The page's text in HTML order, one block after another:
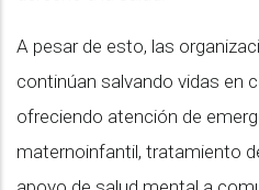
A pesar de esto, las
continúan salvando vidas en
ofreciendo atención de
maternoinfantil, tratamiento